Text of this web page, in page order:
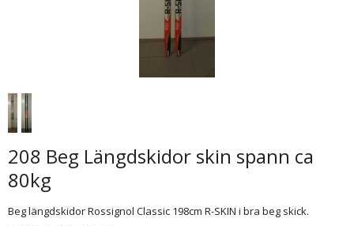
208 Beg Längdskidor skin spann ca
80kg
Beg längdskidor Rossignol Classic 198cm R-SKIN i bra beg skick.